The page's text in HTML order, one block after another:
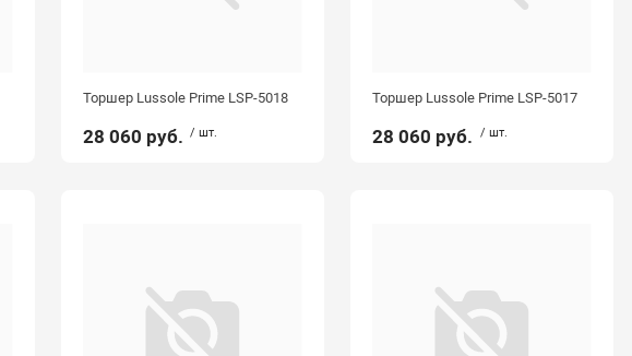
Торшер Lussole Prime LSP-5018
28 060 руб. / шт.
Торшер Lussole Prime LSP-5017
28 060 руб. / шт.